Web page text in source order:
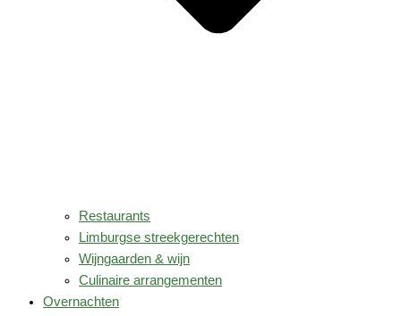
Restaurants
Limburgse streekgerechten
Wijngaarden & wijn
Culinaire arrangementen
Overnachten